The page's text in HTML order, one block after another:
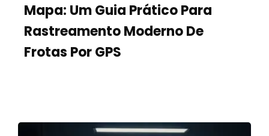
Contato
Casos de uso
Mapa: Um Guia Prático Para
Rastreamento Moderno De
Frotas Por GPS